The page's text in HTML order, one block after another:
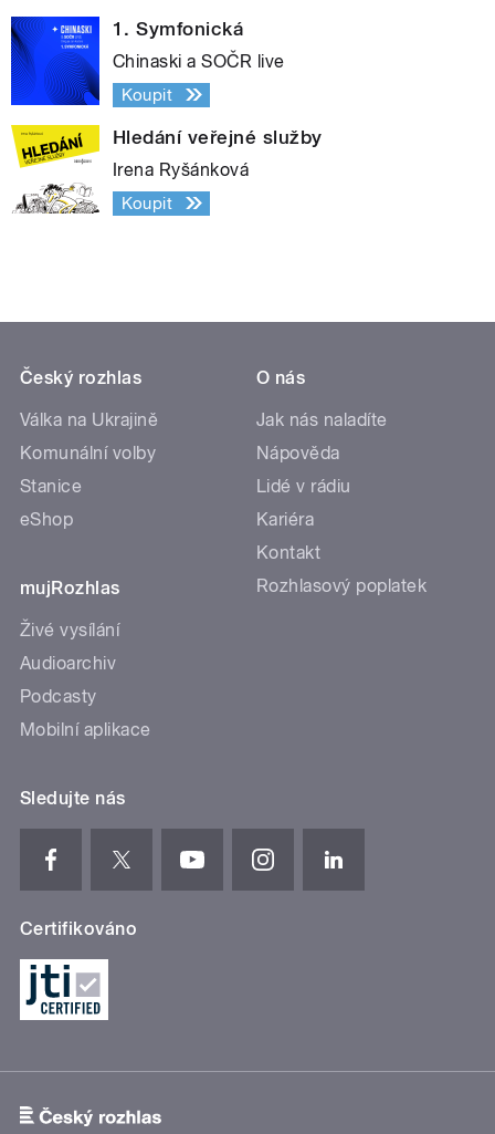
1. Symfonická
Chinaski a SOČR live
Koupit
Hledání veřejné služby
Irena Ryšánková
Koupit
Český rozhlas
Válka na Ukrajině
Komunální volby
Stanice
eShop
mujRozhlas
Živé vysílání
Audioarchiv
Podcasty
Mobilní aplikace
O nás
Jak nás naladíte
Nápověda
Lidé v rádiu
Kariéra
Kontakt
Rozhlasový poplatek
Sledujte nás
Certifikováno